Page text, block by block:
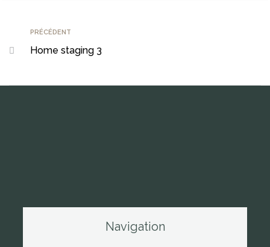
PRÉCÉDENT
Home staging 3
Navigation